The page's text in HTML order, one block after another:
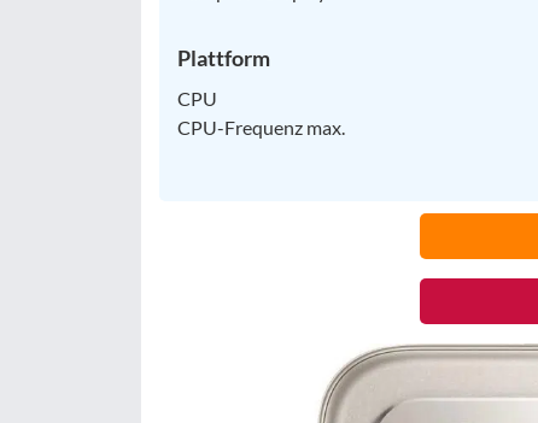
Plattform
CPU
CPU-Frequenz max.